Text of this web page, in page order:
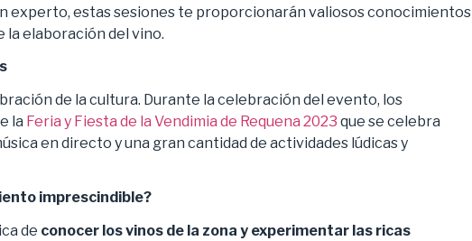
experto, estas sesiones te proporcionarán valiosos conocimientos
la elaboración del vino.
de la cultura. Durante la celebración del evento, los
la Feria y Fiesta de la Vendimia de Requena 2023 que se celebra
en directo y una gran cantidad de actividades lúdicas y
imprescindible?
de conocer los vinos de la zona y experimentar las ricas